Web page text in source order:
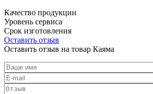
Качество продукции
Уровень сервиса
Срок изготовления
Оставить отзыв
Оставить отзыв на товар Каяма